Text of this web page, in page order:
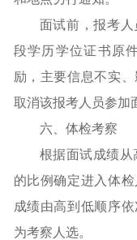
面试前，报考
段学历学位证书原
励，主要信息不实
取消该报考人员参加
六、体检考察
根据面试成绩从
的比例确定进入体
成绩由高到低顺序
为考察人选。